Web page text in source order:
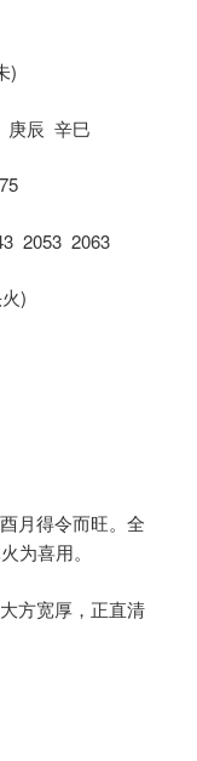
)
辰 辛巳
2053 2063
)
月得令而旺。全
为喜用。
方宽厚，正直清